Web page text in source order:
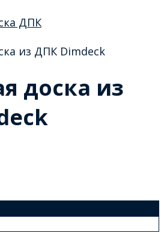
ДПК
из ДПК Dimdeck
доска из